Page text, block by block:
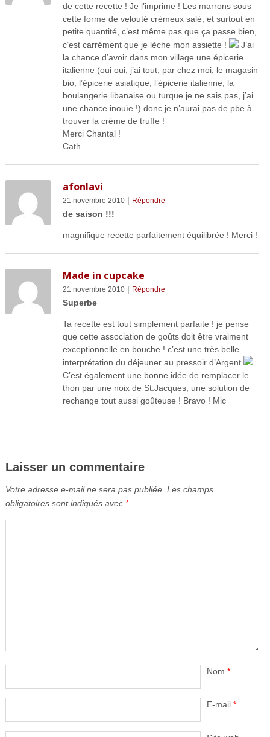
de cette recette ! Je l’imprime ! Les marrons sous
cette forme de velouté crémeux salé, et surtout en
petite quantité, c’est même pas que ça passe bien,
c’est carrément que je lèche mon assiette !
J’ai
la chance d’avoir dans mon village une épicerie
italienne (oui oui, j’ai tout, par chez moi, le magasin
bio, l’épicerie asiatique, l’épicerie italienne, la
boulangerie libanaise ou turque je ne sais pas, j’ai
une chance inouïe !) donc je n’aurai pas de pbe à
trouver la crème de truffe !
Merci Chantal !
Cath
afonlavi
21 novembre 2010| Répondre
de saison !!!
magnifique recette parfaitement équilibrée ! Merci !
Made in cupcake
21 novembre 2010| Répondre
Superbe
Ta recette est tout simplement parfaite ! je pense
que cette association de goûts doit être vraiment
exceptionnelle en bouche ! c’est une très belle
interprétation du déjeuner au pressoir d’Argent
C’est également une bonne idée de remplacer le
thon par une noix de St.Jacques, une solution de
rechange tout aussi goûteuse ! Bravo ! Mic
Laisser un commentaire
Votre adresse e-mail ne sera pas publiée. Les champs
obligatoires sont indiqués avec *
Nom *
E-mail *